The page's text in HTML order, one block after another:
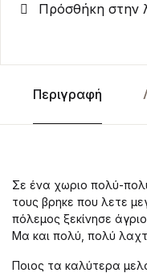
Πρόσθήκη στην
Περιγραφή
Σε ένα χωριο πολύ-
τους βρηκε που λετε
πόλεμος ξεκίνησε
Μα και πολύ, πολύ
Ποιος τα καλύτερα